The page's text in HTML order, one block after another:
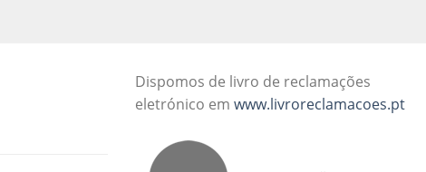
Dispomos de livro de reclamações
eletrónico em www.livroreclamacoes.pt